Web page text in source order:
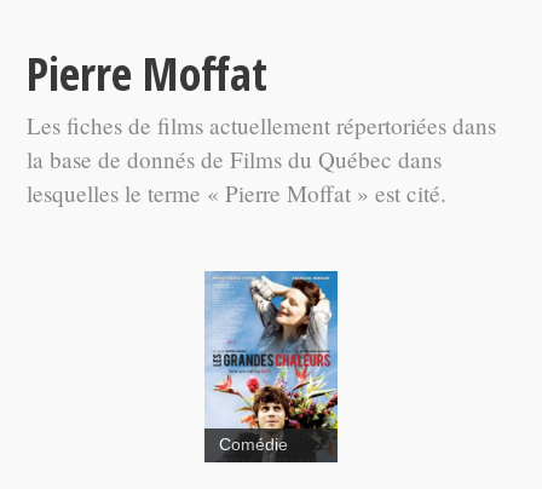
Pierre Moffat
Les fiches de films actuellement répertoriées dans
la base de donnés de Films du Québec dans
lesquelles le terme « Pierre Moffat » est cité.
Les grandes
Comédie